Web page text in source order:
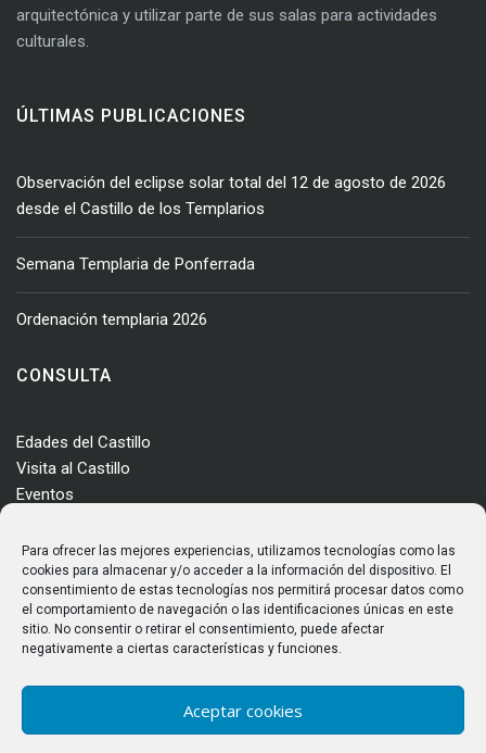
Para ofrecer las mejores experiencias, utilizamos tecnologías como las
cookies para almacenar y/o acceder a la información del dispositivo. El
consentimiento de estas tecnologías nos permitirá procesar datos como
el comportamiento de navegación o las identificaciones únicas en este
sitio. No consentir o retirar el consentimiento, puede afectar
negativamente a ciertas características y funciones.
Aceptar cookies
arquitectónica y utilizar parte de sus salas para actividades
culturales.
ÚLTIMAS PUBLICACIONES
Observación del eclipse solar total del 12 de agosto de 2026
desde el Castillo de los Templarios
Semana Templaria de Ponferrada
Ordenación templaria 2026
CONSULTA
Edades del Castillo
Visita al Castillo
Eventos
Enclave
Más información
Consultas
Horarios y tarifas